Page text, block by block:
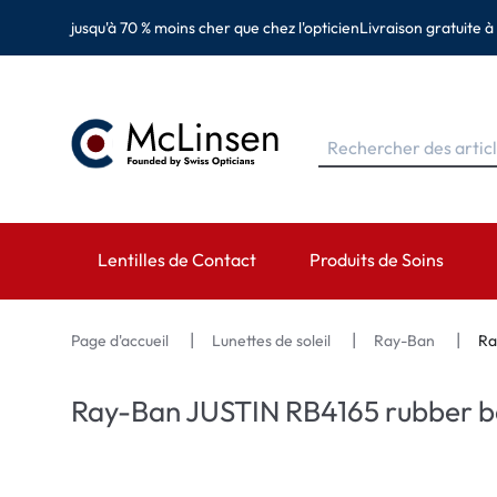
jusqu'à 70 % moins cher que chez l'opticienLivraison gratuite
Lentilles de Contact
MARQUES
Acuvue
CATÉGORIES
Lentilles toriques
Produits de Soins
MARQUES
EyeDefinition
Page d'accueil Lunettes de soleil Ray-Ban
Ray-Ban JUSTIN RB4165 rubber